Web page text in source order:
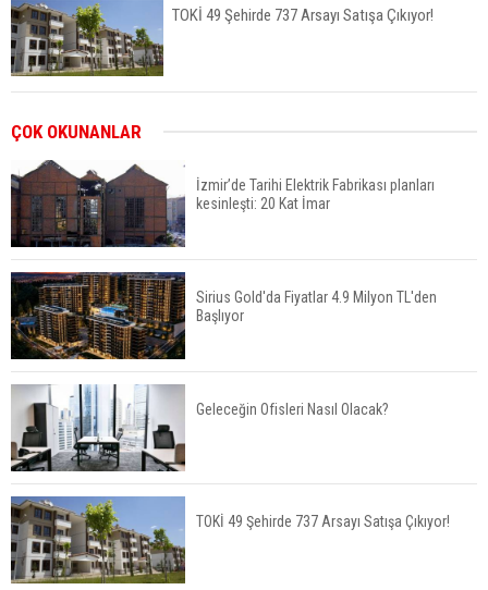
TOKİ 49 Şehirde 737 Arsayı Satışa Çıkıyor!
Fuzul’den Konut ve Araç Finansmanında Kişiye
Özel Terzi Usulü Planlama
Urla’da 8 Arsa 409 Milyon TL’ye Satışta
Kalyon İnşaat BAE'nin İlk Yüksek Hızlı Demiryolu
Hattını İnşa Ediyor
ABD'de Konut Kredisi Faizi Son Bir Yılın En
Yüksek Seviyesinde
ÇOK OKUNANLAR
İzmir’de Tarihi Elektrik Fabrikası planları
kesinleşti: 20 Kat İmar
Sirius Gold'da Fiyatlar 4.9 Milyon TL'den
Başlıyor
Geleceğin Ofisleri Nasıl Olacak?
TOKİ 49 Şehirde 737 Arsayı Satışa Çıkıyor!